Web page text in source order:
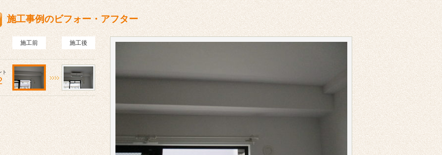
施工事例のビフォー・アフター
施工前 施工後
ト